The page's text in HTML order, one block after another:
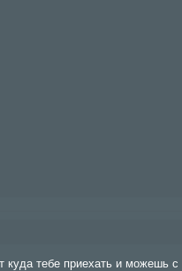
куда тебе приехать и